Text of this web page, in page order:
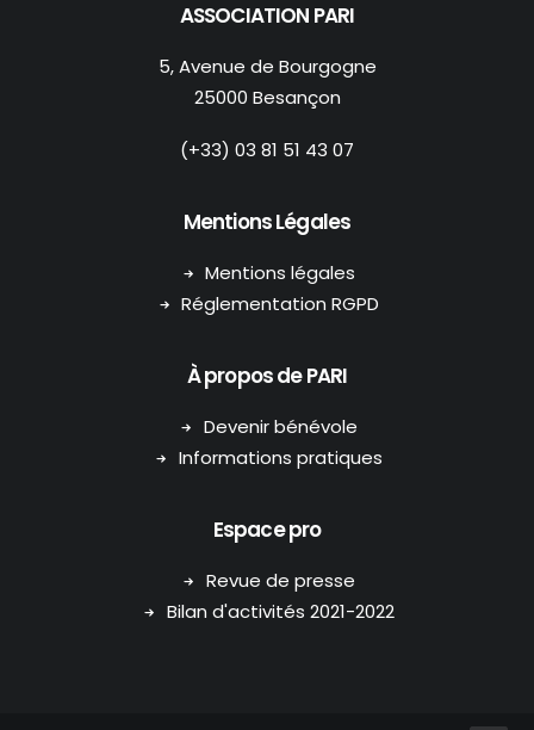
ASSOCIATION PARI
5, Avenue de Bourgogne
25000 Besançon
(+33) 03 81 51 43 07
Mentions Légales
Mentions légales
Réglementation RGPD
À propos de PARI
Devenir bénévole
Informations pratiques
Espace pro
Revue de presse
Bilan d'activités 2021-2022